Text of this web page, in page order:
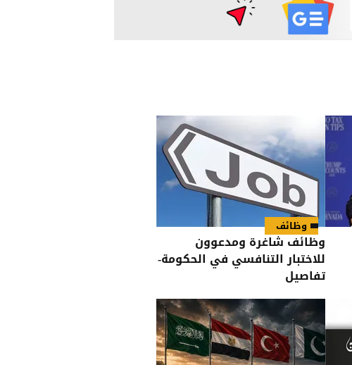
وظائف
وظائف شاغرة ومدعوون
للاختبار التنافسي في الحكومة-
تفاصيل